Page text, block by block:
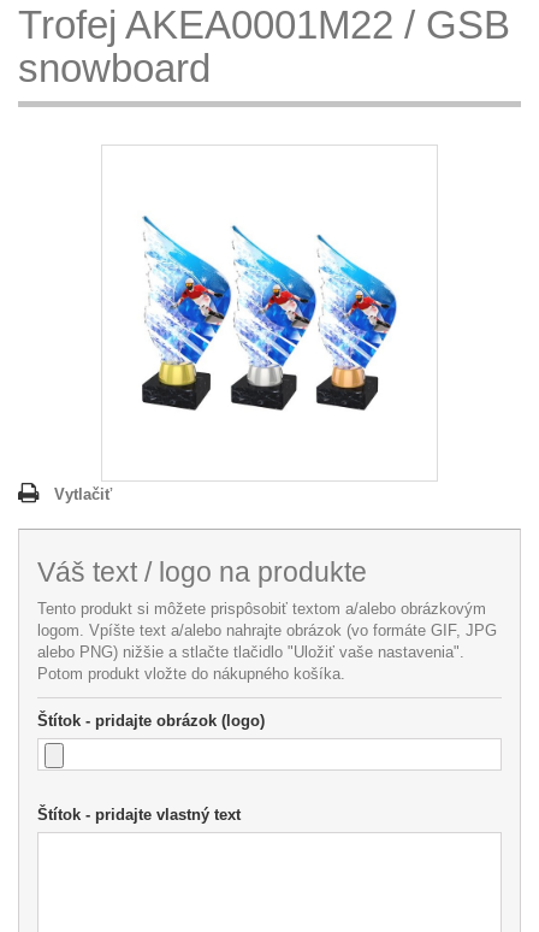
Trofej AKEA0001M22 / GSB
snowboard
Vytlačiť
Váš text / logo na produkte
Tento produkt si môžete prispôsobiť textom a/alebo obrázkovým
logom. Vpíšte text a/alebo nahrajte obrázok (vo formáte GIF, JPG
alebo PNG) nižšie a stlačte tlačidlo "Uložiť vaše nastavenia".
Potom produkt vložte do nákupného košíka.
Štítok - pridajte obrázok (logo)
Štítok - pridajte vlastný text